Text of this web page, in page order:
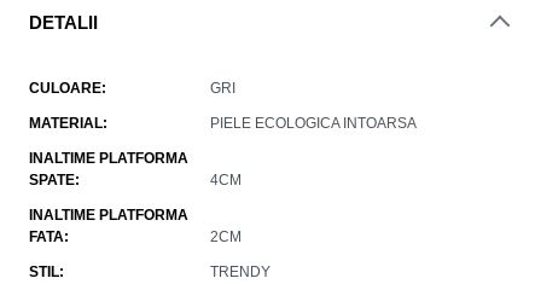
DETALII
CULOARE GRI
MATERIAL PIELE ECOLOGICA INTOARSA
INALTIME PLATFORMA
SPATE
4CM
INALTIME PLATFORMA
FATA
2CM
STIL TRENDY